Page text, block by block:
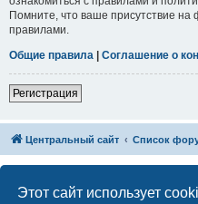
Этот сайт использует
Помните, что ваше присутствие на
правилами.
Общие правила | Соглашение о
Регистрация
Центральный сайт Список
Русская